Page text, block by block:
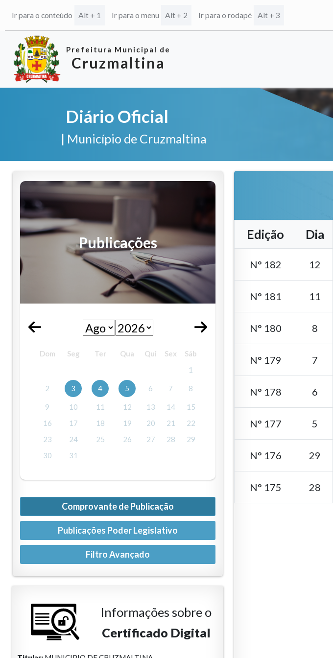
Ir para o conteúdo Alt + 1 Ir para o menu Alt + 2 Ir para o rodapé Alt + 3
Prefeitura Municipal de
Cruzmaltina
Diário Oficial
| Município de Cruzmaltina
Publicações
Dom Seg Ter Qua Qui Sex
Sáb
1
2 3 4 5 6 7 8
9 10 11 12 13 14
15
16
17 18 19 20 21
22
23
24 25 26 27 28
29
30
31
Comprovante de Publicação
Publicações Poder Legislativo
Informações sobre o
Certificado Digital
Edição Dia
N° 182 12
N° 181 11
N° 180 8
N° 179 7
N° 178 6
N° 177 5
N° 176 29
N° 175 28